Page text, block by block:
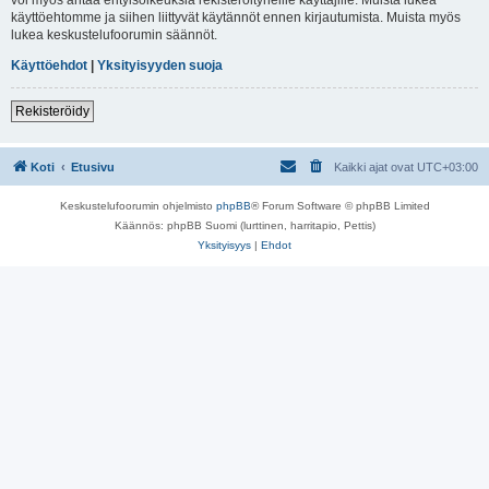
käyttöehtomme ja siihen liittyvät käytännöt ennen kirjautumista. Muista myös
lukea keskustelufoorumin säännöt.
Käyttöehdot | Yksityisyyden suoja
Rekisteröidy
Koti Etusivu Kaikki ajat ovat UTC+03:00
Keskustelufoorumin ohjelmisto phpBB® Forum Software © phpBB Limited
Käännös: phpBB Suomi (lurttinen, harritapio, Pettis)
Yksityisyys | Ehdot